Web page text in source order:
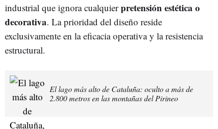
industrial que ignora cualquierpretensión estética o
decorativa. La prioridad del diseño reside
exclusivamente en la eficacia operativa y la resistencia
estructural.
El lago más alto de Cataluña: oculto a más de
2.800 metros en las montañas del Pirineo